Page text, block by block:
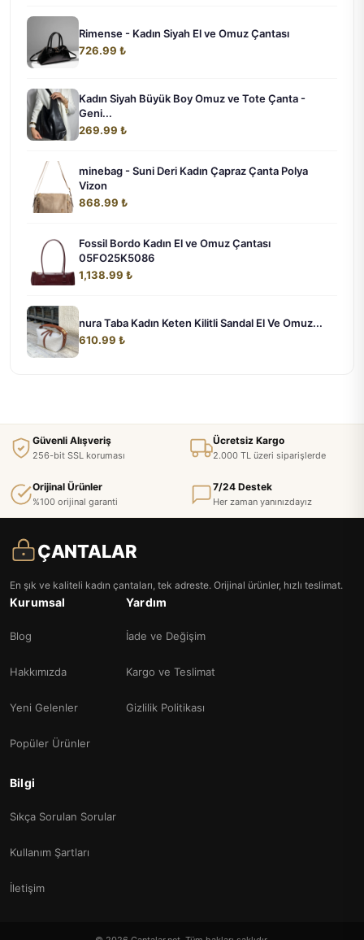
Rimense - Kadın Siyah El ve Omuz Çantası
726.99 ₺
Kadın Siyah Büyük Boy Omuz ve Tote Çanta -
Geni...
269.99 ₺
minebag - Suni Deri Kadın Çapraz Çanta Polya
Vizon
868.99 ₺
Fossil Bordo Kadın El ve Omuz Çantası
05FO25K5086
1,138.99 ₺
nura Taba Kadın Keten Kilitli Sandal El Ve Omuz...
610.99 ₺
Güvenli Alışveriş
256-bit SSL koruması
Ücretsiz Kargo
2.000 TL üzeri siparişlerde
Orijinal Ürünler
%100 orijinal garanti
7/24 Destek
Her zaman yanınızdayız
ÇANTALAR
En şık ve kaliteli kadın çantaları, tek adreste. Orijinal ürünler, hızlı teslimat.
Kurumsal
Blog
Hakkımızda
Yeni Gelenler
Popüler Ürünler
Yardım
İade ve Değişim
Kargo ve Teslimat
Gizlilik Politikası
Bilgi
Sıkça Sorulan Sorular
Kullanım Şartları
İletişim